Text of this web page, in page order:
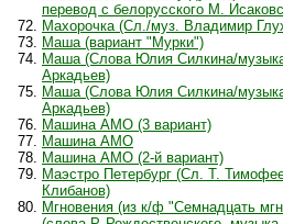
перевод с белорусского М.
Махорочка (Сл./муз. Владимир
Маша (вариант "Мурки")
Маша (Слова Юлия Силкина/
Аркадьев)
Маша (Слова Юлия Силкина/
Аркадьев)
Машина АМО (3 вариант)
Машина АМО
Машина АМО (2-й вариант)
Маэстро Петербург (Сл. Т.
Клибанов)
Мгновения (из к/ф "Семнадцать